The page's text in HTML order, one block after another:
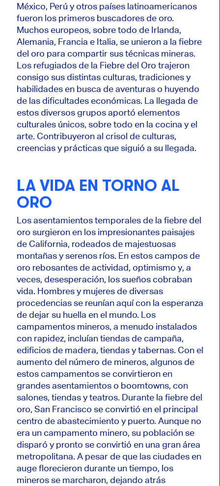
México, Perú y otros países latinoamericanos
fueron los primeros buscadores de oro.
Muchos europeos, sobre todo de Irlanda,
Alemania, Francia e Italia, se unieron a la fiebre
del oro para compartir sus técnicas mineras.
Los refugiados de la Fiebre del Oro trajeron
consigo sus distintas culturas, tradiciones y
habilidades en busca de aventuras o huyendo
de las dificultades económicas. La llegada de
estos diversos grupos aportó elementos
culturales únicos, sobre todo en la cocina y el
arte. Contribuyeron al crisol de culturas,
creencias y prácticas que siguió a su llegada.
LA VIDA EN TORNO AL
ORO
Los asentamientos temporales de la fiebre del
oro surgieron en los impresionantes paisajes
de California, rodeados de majestuosas
montañas y serenos ríos. En estos campos de
oro rebosantes de actividad, optimismo y, a
veces, desesperación, los sueños cobraban
vida. Hombres y mujeres de diversas
procedencias se reunían aquí con la esperanza
de dejar su huella en el mundo. Los
campamentos mineros, a menudo instalados
con rapidez, incluían tiendas de campaña,
edificios de madera, tiendas y tabernas. Con el
aumento del número de mineros, algunos de
estos campamentos se convirtieron en
grandes asentamientos o boomtowns, con
salones, tiendas y teatros. Durante la fiebre del
oro, San Francisco se convirtió en el principal
centro de abastecimiento y puerto. Aunque no
era un campamento minero, su población se
disparó y pronto se convirtió en una gran área
metropolitana. A pesar de que las ciudades en
auge florecieron durante un tiempo, los
mineros se marcharon, dejando atrás